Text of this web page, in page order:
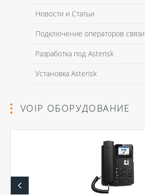
Новости и Статьи
Подключение операторов связи
Разработка под Asterisk
Установка Asterisk
VOIP ОБОРУДОВАНИЕ